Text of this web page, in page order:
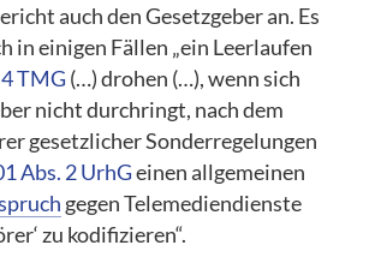
auch den Gesetzgeber an. Es
in einigen Fällen „ein Leerlaufen
TMG (…) drohen (…), wenn sich
nicht durchringt, nach dem
gesetzlicher Sonderregelungen
Abs. 2 UrhGeinen allgemeinen
gegen Telemediendienste
zu kodifizieren“.